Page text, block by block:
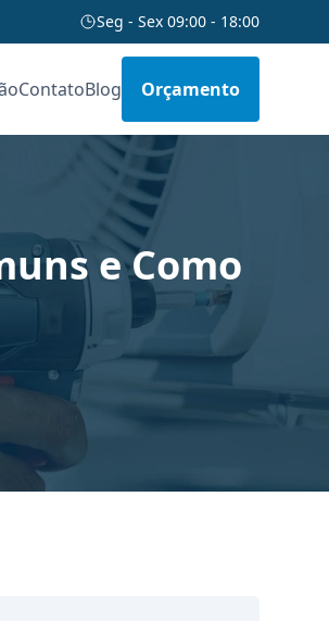
Seg - Sex 09:00 - 18:00
ContatoBlog Orçamento
e Como